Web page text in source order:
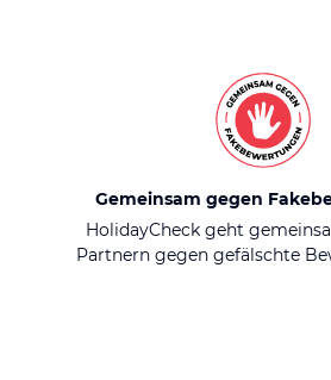
Gemeinsam gegen
HolidayCheck geht
Partnern gegen gefälschte